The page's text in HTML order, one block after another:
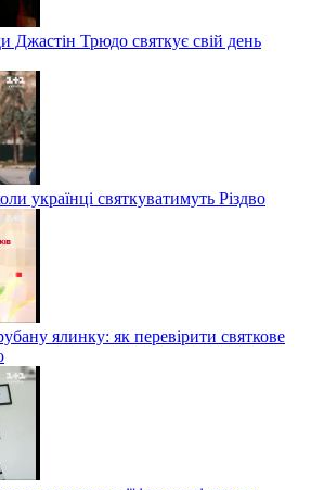
Джастін Трюдо святкує свій день
українці святкуватимуть Різдво
ялинку: як перевірити святкове